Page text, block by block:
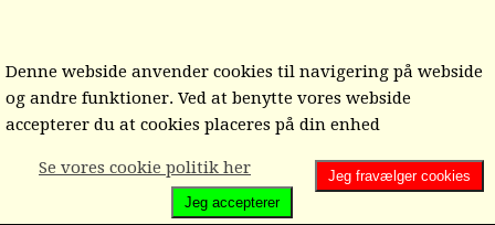
Hjem Kredsene 1-6 Kreds 1
SENESTE FRA KREDS 1
Denne webside anvender cookies til navigering på webside
og andre funktioner. Ved at benytte vores webside
accepterer du at cookies placeres på din enhed
Se vores cookie politik her
Jeg fravælger cookies
Jeg accepterer